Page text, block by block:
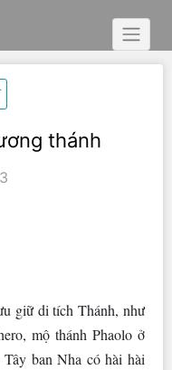
thánh
giữ di tích Thánh, như
mộ thánh Phaolo ở
Tây ban Nha có hài hài